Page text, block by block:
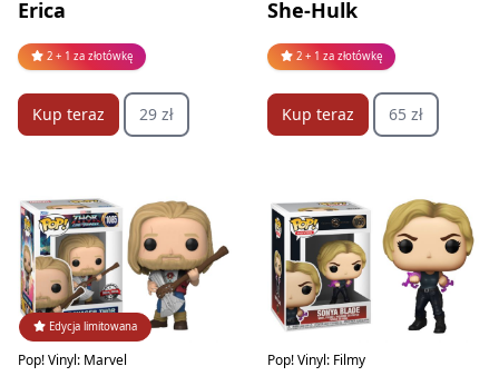
Erica
2 + 1 za złotówkę
Kup teraz 29 zł
She-Hulk
2 + 1 za złotówkę
Kup teraz 65 zł
Edycja limitowana
Pop! Vinyl: Marvel Pop! Vinyl: Filmy